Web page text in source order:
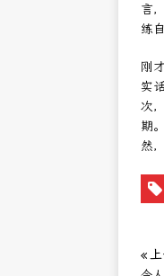
言
练
刚
实
次
期
然
«